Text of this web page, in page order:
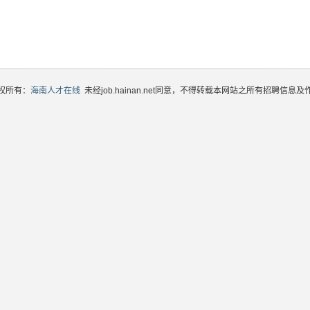
所有： 海南人才在线 未经job.hainan.net同意，不得转载本网站之所有招聘信息及